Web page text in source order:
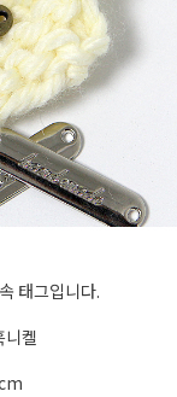
태그입니다.
켈